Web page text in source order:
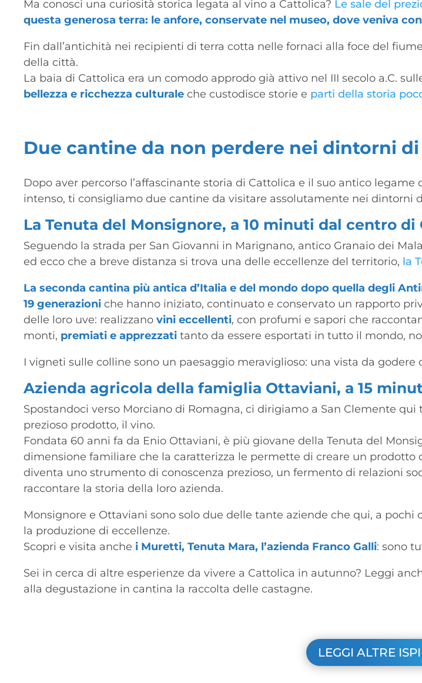
Ma conosci una curiosità storica legata al vino a Cattolica? Le sale del
questa generosa terra: le anfore, conservate nel museo, dove veniva
Fin dall’antichità nei recipienti di terra cotta nelle fornaci alla foce del
della città.
La baia di Cattolica era un comodo approdo già attivo nel III secolo a.C.
bellezza e ricchezza culturale che custodisce storie e parti della storia
Due cantine da non perdere nei dintorni
Dopo aver percorso l’affascinante storia di Cattolica e il suo antico
intenso, ti consigliamo due cantine da visitare assolutamente nei dintorni
La Tenuta del Monsignore, a 10 minuti dal centro di
Seguendo la strada per San Giovanni in Marignano, antico Granaio dei
ed ecco che a breve distanza si trova una delle eccellenze del territorio, la
La seconda cantina più antica d’Italia e del mondo dopo quella degli
19 generazioniche hanno iniziato, continuato e conservato un rapporto
delle loro uve: realizzanovini eccellenti, con profumi e sapori che
monti, premiati e apprezzati tanto da essere esportati in tutto il mondo,
I vigneti sulle colline sono un paesaggio meraviglioso: una vista da
Azienda agricola della famiglia Ottaviani, a 15
Spostandoci verso Morciano di Romagna, ci dirigiamo a San Clemente qui
prezioso prodotto, il vino.
Fondata 60 anni fa da Enio Ottaviani, è più giovane della Tenuta del
dimensione familiare che la caratterizza le permette di creare un
diventa uno strumento di conoscenza prezioso, un fermento di relazioni
raccontare la storia della loro azienda.
Monsignore e Ottaviani sono solo due delle tante aziende che qui, a
la produzione di eccellenze.
Scopri e visita anche i Muretti, Tenuta Mara, l’azienda Franco Galli: sono
Sei in cerca di altre esperienze da vivere a Cattolica in autunno? Leggi
alla degustazione in cantina la raccolta delle castagne.
LEGGI ALTRE